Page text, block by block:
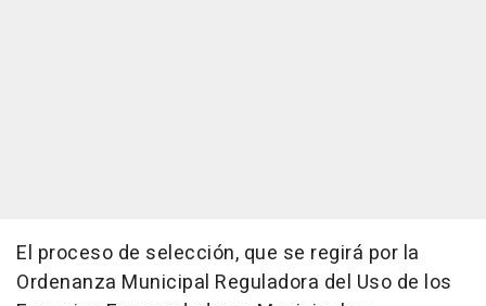
El proceso de selección, que se regirá por la
Ordenanza Municipal Reguladora del Uso de los